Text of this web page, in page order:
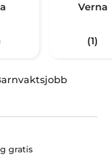
Verna
(1)
gratis